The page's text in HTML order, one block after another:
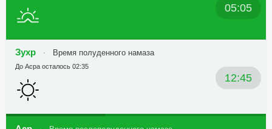
05:05
Зухр Время полуденного намаза
12:45
До Асра осталось 02:35